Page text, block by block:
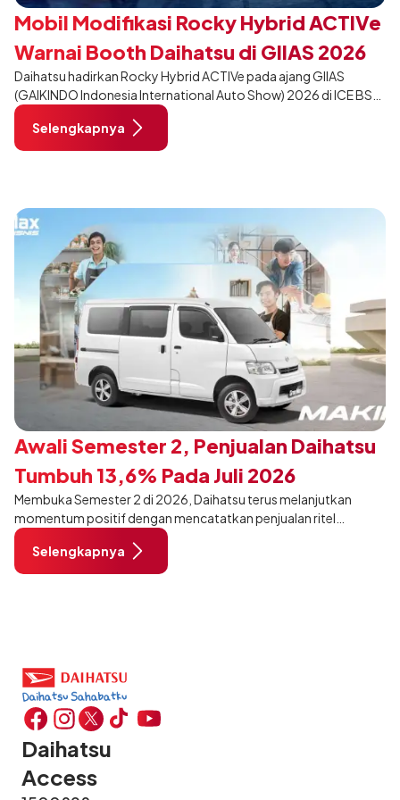
Mobil Modifikasi Rocky Hybrid ACTIVe
Warnai Booth Daihatsu di GIIAS 2026
Daihatsu hadirkan Rocky Hybrid ACTIVe pada ajang GIIAS
(GAIKINDO Indonesia International Auto Show) 2026 di ICE BSD
City, Tangerang. Terdapat 2 unit Rocky Hybrid yang
dimodifikasi untuk menghadirkan sarana inspirasi bagi
pengunjung mendukung gaya hidup yang aktif.
Selengkapnya
Awali Semester 2, Penjualan Daihatsu
Tumbuh 13,6% Pada Juli 2026
Membuka Semester 2 di 2026, Daihatsu terus melanjutkan
momentum positif dengan mencatatkan penjualan ritel
sebanyak 12.750 unit pada Juli 2026. Capaian tersebut tumbuh
13,6% dibandingkan periode yang sama tahun lalu sebanyak
11.220 unit, dan tetap stabil dibandingkan bulan Juni 2026 lalu.
Selengkapnya
Daihatsu
Access